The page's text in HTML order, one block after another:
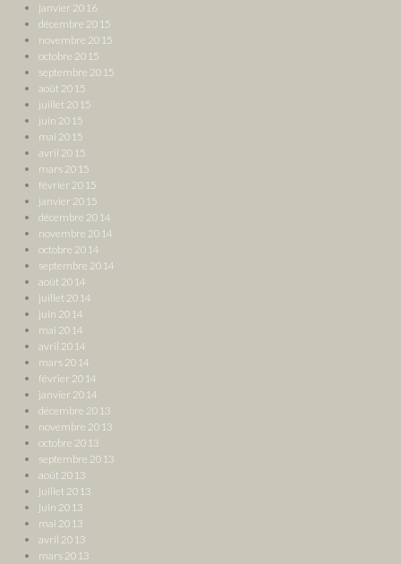
janvier 2016
décembre 2015
novembre 2015
octobre 2015
septembre 2015
août 2015
juillet 2015
juin 2015
mai 2015
avril 2015
mars 2015
février 2015
janvier 2015
décembre 2014
novembre 2014
octobre 2014
septembre 2014
août 2014
juillet 2014
juin 2014
mai 2014
avril 2014
mars 2014
février 2014
janvier 2014
décembre 2013
novembre 2013
octobre 2013
septembre 2013
août 2013
juillet 2013
juin 2013
mai 2013
avril 2013
mars 2013